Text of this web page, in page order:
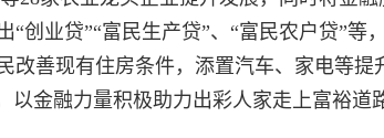
创业贷”“富民生产贷”、“富民农户贷”等
善现有住房条件，添置汽车、家电等提
金融力量积极助力出彩人家走上富裕道